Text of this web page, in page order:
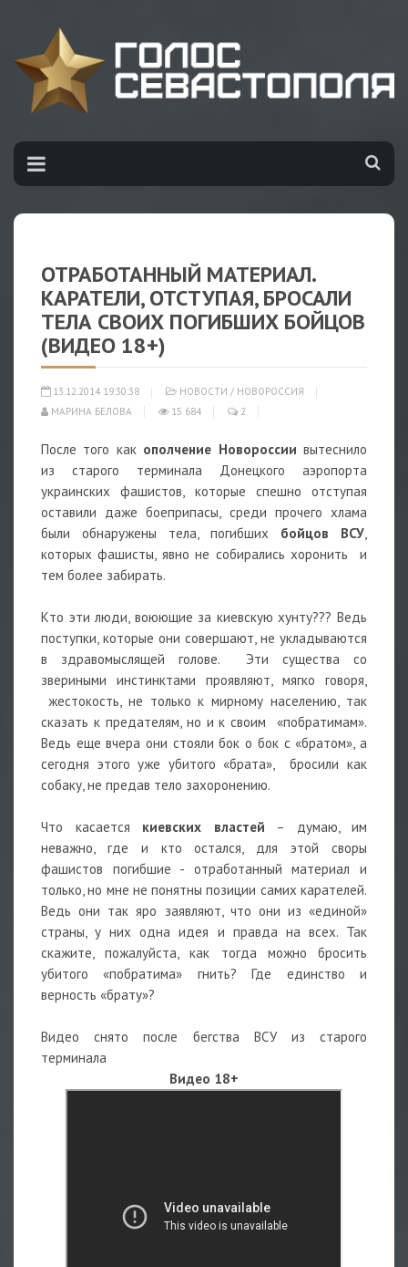
ОТРАБОТАННЫЙ МАТЕРИАЛ.
КАРАТЕЛИ, ОТСТУПАЯ, БРОСАЛИ
ТЕЛА СВОИХ ПОГИБШИХ БОЙЦОВ
(ВИДЕО 18+)
13.12.2014 19:30:38 НОВОСТИ / НОВОРОССИЯ
МАРИНА БЕЛОВА
15 684 2
После того как ополчение Новороссии вытеснило
из старого терминала Донецкого аэропорта
украинских фашистов, которые спешно отступая
оставили даже боеприпасы, среди прочего хлама
были обнаружены тела, погибших бойцов ВСУ,
которых фашисты, явно не собирались хоронить и
тем более забирать.
Кто эти люди, воюющие за киевскую хунту??? Ведь
поступки, которые они совершают, не укладываются
в здравомыслящей голове. Эти существа со
звериными инстинктами проявляют, мягко говоря,
жестокость, не только к мирному населению, так
сказать к предателям, но и к своим «побратимам».
Ведь еще вчера они стояли бок о бок с «братом», а
сегодня этого уже убитого «брата», бросили как
собаку, не предав тело захоронению.
Что касается киевских властей – думаю, им
неважно, где и кто остался, для этой своры
фашистов погибшие - отработанный материал и
только, но мне не понятны позиции самих карателей.
Ведь они так яро заявляют, что они из «единой»
страны, у них одна идея и правда на всех. Так
скажите, пожалуйста, как тогда можно бросить
убитого «побратима» гнить? Где единство и
верность «брату»?
Видео снято после бегства ВСУ из старого
терминала
Видео 18+